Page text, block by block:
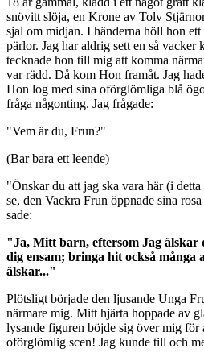
snövitt slöja, en Krone av Tolv
sjal om midjan. I händerna höll hon
pärlor. Jag har aldrig sett en så
tecknade hon till mig att komma
var rädd. Då kom Hon framåt. Jag
Hon log med sina oförglömliga blå
fråga någonting. Jag frågade:
"Vem är du, Frun?"
(Bar bara ett leende)
"Önskar du att jag ska vara här (i
se, den Vackra Frun öppnade sina
sade:
"Ja, Mitt barn, eftersom Jag älskar
dig ensam; bringa hit också många
älskar..."
Plötsligt började den ljusande Unga
närmare mig. Mitt hjärta hoppade av
lysande figuren böjde sig över mig för
oförglömlig scen! Jag kunde till och